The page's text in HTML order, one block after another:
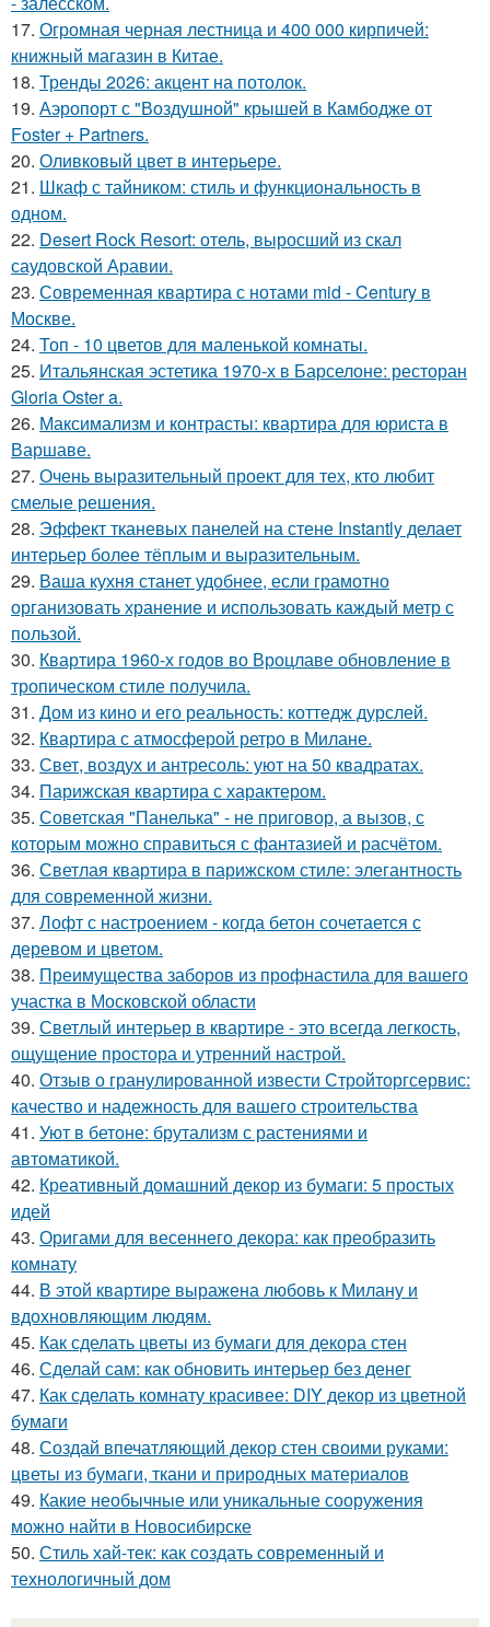
17. Огромная черная лестница и 400 000 кирпичей:
книжный магазин в Китае.
18. Тренды 2026: акцент на потолок.
19. Аэропорт с "Воздушной" крышей в Камбодже от
Foster + Partners.
20. Оливковый цвет в интерьере.
21. Шкаф с тайником: стиль и функциональность в
одном.
22. Desert Rock Resort: отель, выросший из скал
саудовской Аравии.
23. Современная квартира с нотами mid - Century в
Москве.
24. Топ - 10 цветов для маленькой комнаты.
25. Итальянская эстетика 1970-х в Барселоне: ресторан
Gloria Oster a.
26. Максимализм и контрасты: квартира для юриста в
Варшаве.
27. Очень выразительный проект для тех, кто любит
смелые решения.
28. Эффект тканевых панелей на стене Instantly делает
интерьер более тёплым и выразительным.
29. Ваша кухня станет удобнее, если грамотно
организовать хранение и использовать каждый метр с
пользой.
30. Квартира 1960-х годов во Вроцлаве обновление в
тропическом стиле получила.
31. Дом из кино и его реальность: коттедж дурслей.
32. Квартира с атмосферой ретро в Милане.
33. Свет, воздух и антресоль: уют на 50 квадратах.
34. Парижская квартира с характером.
35. Советская "Панелька" - не приговор, а вызов, с
которым можно справиться с фантазией и расчётом.
36. Светлая квартира в парижском стиле: элегантность
для современной жизни.
37. Лофт с настроением - когда бетон сочетается с
деревом и цветом.
38. Преимущества заборов из профнастила для вашего
участка в Московской области
39. Светлый интерьер в квартире - это всегда легкость,
ощущение простора и утренний настрой.
40. Отзыв о гранулированной извести Стройторгсервис:
качество и надежность для вашего строительства
41. Уют в бетоне: брутализм с растениями и
автоматикой.
42. Креативный домашний декор из бумаги: 5 простых
идей
43. Оригами для весеннего декора: как преобразить
комнату
44. В этой квартире выражена любовь к Милану и
вдохновляющим людям.
45. Как сделать цветы из бумаги для декора стен
46. Сделай сам: как обновить интерьер без денег
47. Как сделать комнату красивее: DIY декор из цветной
бумаги
48. Создай впечатляющий декор стен своими руками:
цветы из бумаги, ткани и природных материалов
49. Какие необычные или уникальные сооружения
можно найти в Новосибирске
50. Стиль хай-тек: как создать современный и
технологичный дом